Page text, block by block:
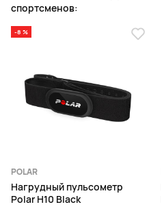
спортсменов:
-8 %
POLAR
Нагрудный пульсометр
Polar H10 Black